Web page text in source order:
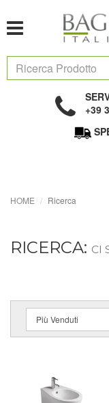
+39
HOME Ricerca
RICERCA: CI